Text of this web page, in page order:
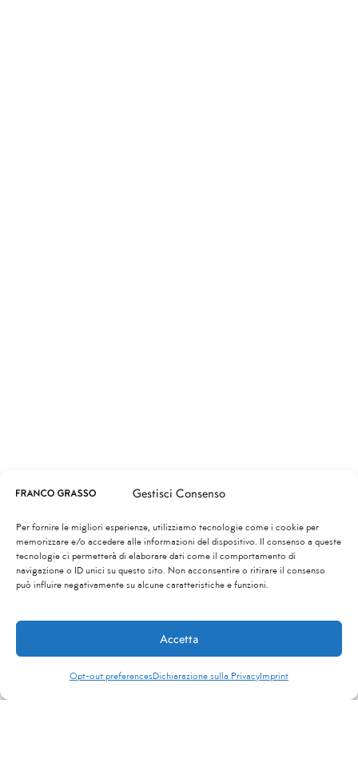
Gestisci Consenso
Per fornire le migliori esperienze, utilizziamo tecnologie come i cookie per
memorizzare e/o accedere alle informazioni del dispositivo. Il consenso a queste
tecnologie ci permetterà di elaborare dati come il comportamento di
navigazione o ID unici su questo sito. Non acconsentire o ritirare il consenso
può influire negativamente su alcune caratteristiche e funzioni.
Accetta
Opt-out preferencesDichiarazione sulla Privacy Imprint